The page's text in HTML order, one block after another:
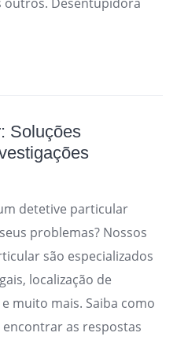
Soluções
detetive particular
problemas? Nossos
são especializados
localização de
muito mais. Saiba como
as respostas